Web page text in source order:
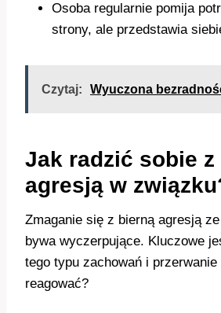
Osoba regularnie pomija
strony, ale przedstawia
Czytaj: Wyuczona
Jak radzić sobie
agresją w
Zmaganie się z bierną agresją
bywa wyczerpujące. Kluczowe
tego typu zachowań i
reagować?